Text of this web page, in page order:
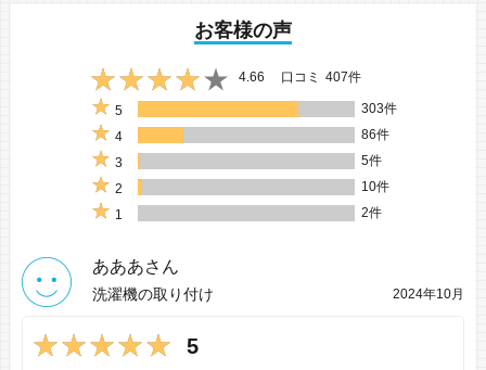
お客様の声
4.66 口コミ 407件
5
303件
4
86件
3
5件
2
10件
1
2件
あああさん
洗濯機の取り付け 2024年10月
5